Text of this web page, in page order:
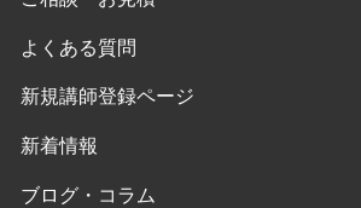
よくある質問
新規講師登録ページ
新着情報
ブログ・コラム